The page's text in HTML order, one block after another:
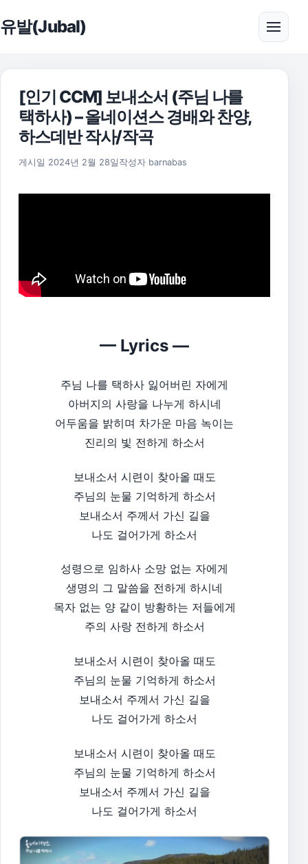
유발(Jubal) 메뉴
[인기 CCM] 보내소서 (주님 나를
택하사) – 올네이션스 경배와 찬양,
하스데반 작사/작곡
게시일 2024년 2월 28일 2025년 11월 17일
작성자 barnabas
— Lyrics —
주님 나를 택하사 잃어버린 자에게
아버지의 사랑을 나누게 하시네
어두움을 밝히며 차가운 마음 녹이는
진리의 빛 전하게 하소서
보내소서 시련이 찾아올 때도
주님의 눈물 기억하게 하소서
보내소서 주께서 가신 길을
나도 걸어가게 하소서
성령으로 임하사 소망 없는 자에게
생명의 그 말씀을 전하게 하시네
목자 없는 양 같이 방황하는 저들에게
주의 사랑 전하게 하소서
보내소서 시련이 찾아올 때도
주님의 눈물 기억하게 하소서
보내소서 주께서 가신 길을
나도 걸어가게 하소서
보내소서 시련이 찾아올 때도
주님의 눈물 기억하게 하소서
보내소서 주께서 가신 길을
나도 걸어가게 하소서